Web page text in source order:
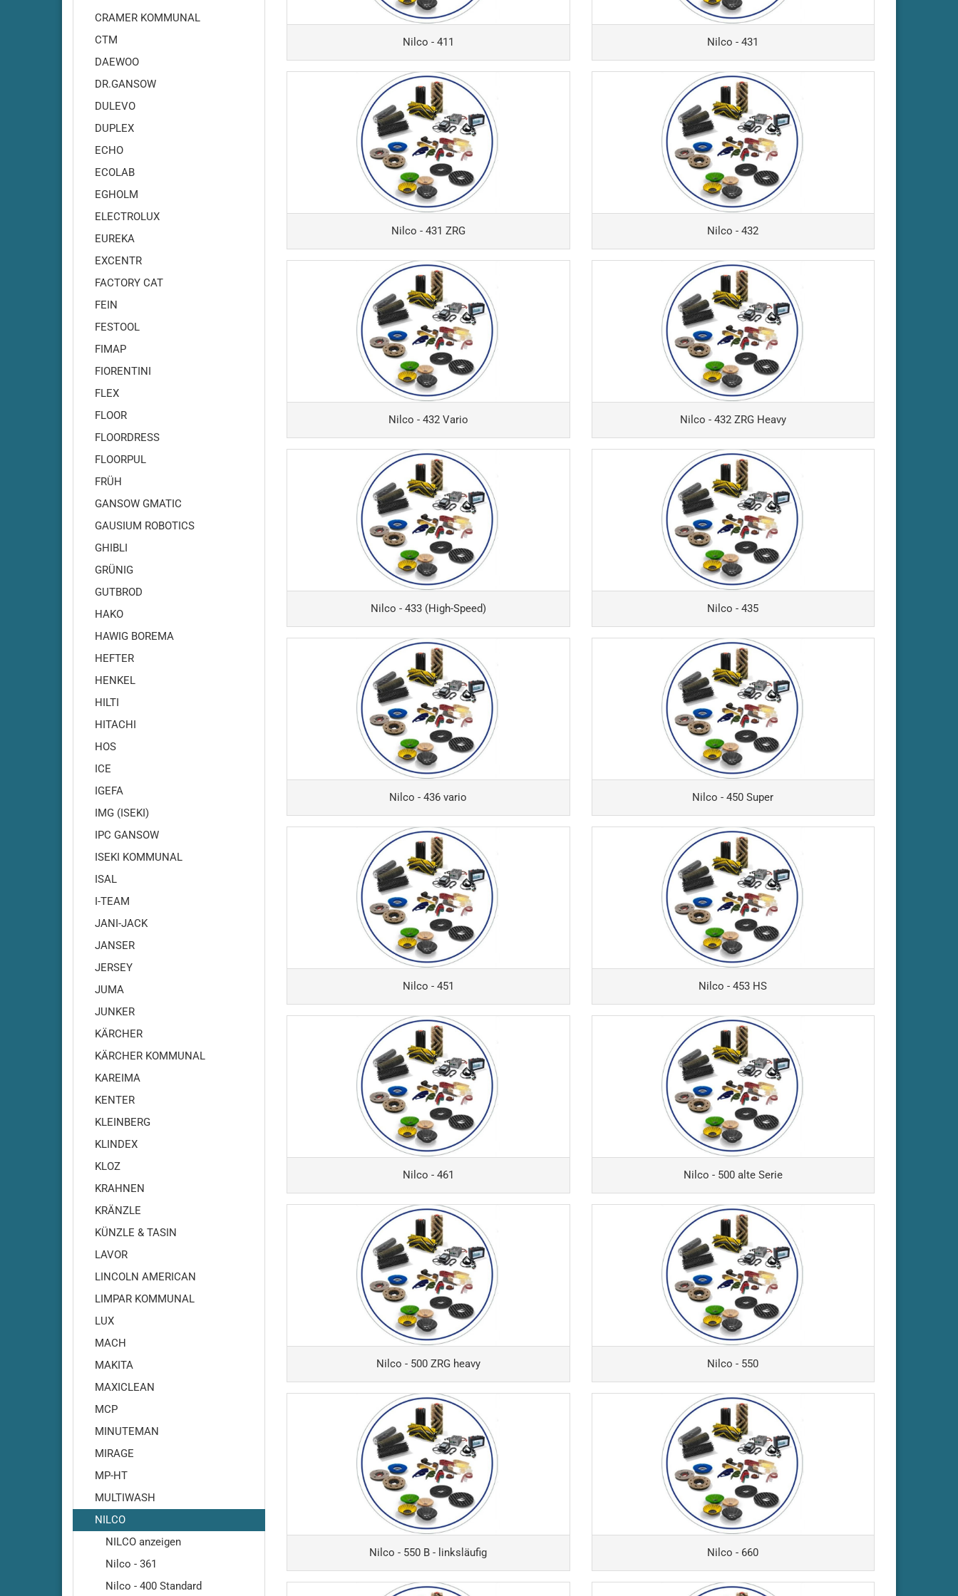
Adiatek - Sapphire 70S
Adiatek - Sapphire 85
Amros - 200
Amros - 660
Amros - 702
Amros - 720
Amros - 850
Amros - 950
Amros - 1000
Cleanfix - Duo Speed
Cleanfix - Floor Mac
Cleanfix - G43
Cleanfix - KS1100
Cleanfix - Powerdisc 160
Cleanfix - Powerdisc 165
Cleanfix - Powerdisc
Cleanfix - R43-180
Cleanfix - R44-450
Cleanfix - RA400
Cleanfix - RA410-B /
Cleanfix - RA430-B /
Cleanfix - RA450 / RA450-S
Cleanfix - RA480-B /
Cleanfix - RA500-B /
Cleanfix - RA501-B /
RA501-E / RA501-IBC
Cleanfix - RA530
Cleanfix - RA560
Cleanfix - RA605-IBC
Cleanfix - RA660 Navi
Cleanfix - RA700
Cleanfix - RA701
Cleanfix - RA800-Sauber
Cleanfix - RA900-Sauber
Cleanfix - TW Compact 1
Columbus - AKS70-
BM62/VM62/VDM62
Columbus - AKS80-
BM108/VM108/VDM108
Columbus - AKS110-BM90
Columbus - AKS110-VM90
Columbus - ARA66-BM70
Columbus - ARA66-BM100
Columbus - ARA80-BM100
Columbus - ARA80-BM150
Columbus - ARA85-BM120
Columbus - ARA100-
Columbus - ARA100-
Columbus - Bionic
Columbus - Duo-Speed
Columbus - E250
Columbus - E310
Columbus - E400 / E400-S
Columbus - E500 / E500-E
Columbus - Ecobot
Columbus - Ecobot
Columbus - HS434
Columbus - HS1601
Columbus - K90/50
Columbus - KS51-
Columbus - KS71-BM60
Columbus - KS71-VM60
Columbus - KS90-B50
Columbus - KS90-BM60
Columbus - RA20
Nilco - 411 Nilco - 431
Nilco - 431 ZRG Nilco - 432
Nilco - 432 Vario Nilco - 432 ZRG Heavy
Nilco - 433 (High-Speed) Nilco - 435
Nilco - 436 vario Nilco - 450 Super
Nilco - 451 Nilco - 453 HS
Nilco - 461 Nilco - 500 alte Serie
Nilco - 500 ZRG heavy Nilco - 550
Nilco - 550 B - linksläufig Nilco - 660
CRAMER KOMMUNAL
CTM
DAEWOO
DR.GANSOW
DULEVO
DUPLEX
ECHO
ECOLAB
EGHOLM
ELECTROLUX
EUREKA
EXCENTR
FACTORY CAT
FEIN
FESTOOL
FIMAP
FIORENTINI
FLEX
FLOOR
FLOORDRESS
FLOORPUL
FRÜH
GANSOW GMATIC
GAUSIUM ROBOTICS
GHIBLI
GRÜNIG
GUTBROD
HAKO
HAWIG BOREMA
HEFTER
HENKEL
HILTI
HITACHI
HOS
ICE
IGEFA
IMG (ISEKI)
IPC GANSOW
ISEKI KOMMUNAL
ISAL
I-TEAM
JANI-JACK
JANSER
JERSEY
JUMA
JUNKER
KÄRCHER
KÄRCHER KOMMUNAL
KAREIMA
KENTER
KLEINBERG
KLINDEX
KLOZ
KRAHNEN
KRÄNZLE
KÜNZLE & TASIN
LAVOR
LINCOLN AMERICAN
LIMPAR KOMMUNAL
LUX
MACH
MAKITA
MAXICLEAN
MCP
MINUTEMAN
MIRAGE
MP-HT
MULTIWASH
NILCO
NILCO anzeigen
Nilco - 361
Nilco - 400 Standard